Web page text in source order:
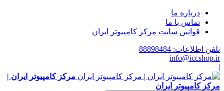
درباره ما
تماس با ما
قوانین سایت مرکز کامپیوتر ایران
تلفن اطلاعات: 88898484
info@iccshop.ir
|
مرکز کامپیوتر ایران |
مرکز کامپیوتر ایران